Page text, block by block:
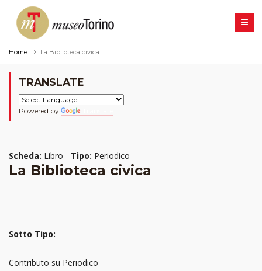
Home La Biblioteca civica
TRANSLATE
Powered by
Scheda: Libro - Tipo: Periodico
La Biblioteca civica
Sotto Tipo:
Contributo su Periodico